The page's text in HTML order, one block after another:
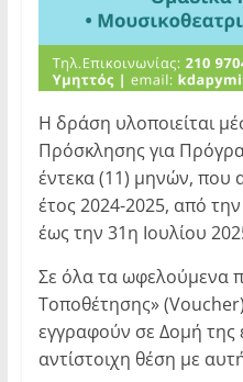
Η δράση υλοποιείται
Πρόσκλησης για
έντεκα (11) μηνών, που
έτος 2024-2025, από
έως την 31η Ιουλίου
Σε όλα τα ωφελούμενα
Τοποθέτησης»
εγγραφούν σε Δομή της
αντίστοιχη θέση με